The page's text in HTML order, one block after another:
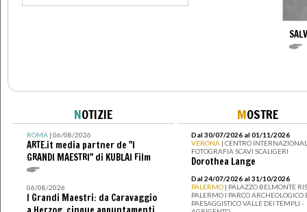
NOTIZIE
ROMA| 06/08/2026
ARTE.it media partner de "I
GRANDI MAESTRI" di KUBLAI Film
06/08/2026
I Grandi Maestri: da Caravaggio
MOSTRE
Dal 30/07/2026 al 01/11/2026
VERONA | CENTRO
FOTOGRAFIA SCAVI SCALIGERI
Dorothea Lange
Dal 24/07/2026 al 31/10/2026
PALERMO | PALAZZO BELMONTE
PALERMO I PARCO ARCHEOLOGICO
PAESAGGISTICO VALLE DEI TEMPLI -